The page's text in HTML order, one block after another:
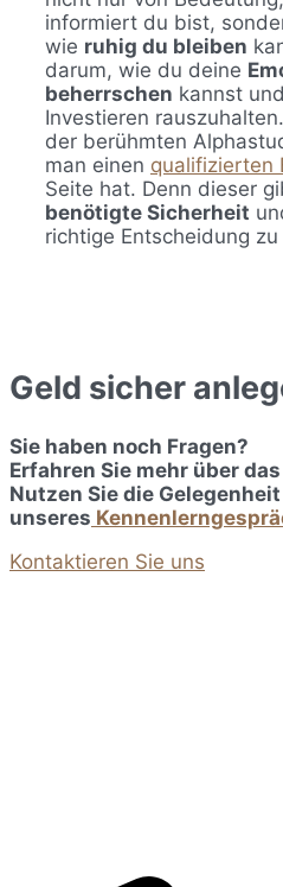
informiert du bist,
wie ruhig du bleiben
darum, wie du deine
beherrschen kannst
Investieren
der berühmten
man einen qualifizierten
Seite hat. Denn dieser
benötigte Sicherheit
richtige Entscheidung
Geld sicher
Sie haben noch Fragen?
Erfahren Sie mehr über
Nutzen Sie die Gelegenheit
unseres
Kontaktieren Sie uns